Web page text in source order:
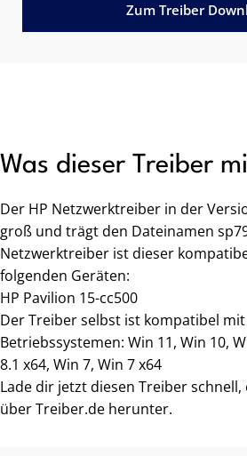
Zum Treiber
Was dieser Treiber
Der HP Netzwerktreiber in der
groß und trägt den Dateinamen
Netzwerktreiber ist dieser
folgenden Geräten:
HP Pavilion 15-cc500
Der Treiber selbst ist kompatibel
Betriebssystemen: Win 11, Win 10,
8.1 x64, Win 7, Win 7 x64
Lade dir jetzt diesen Treiber
über Treiber.de herunter.